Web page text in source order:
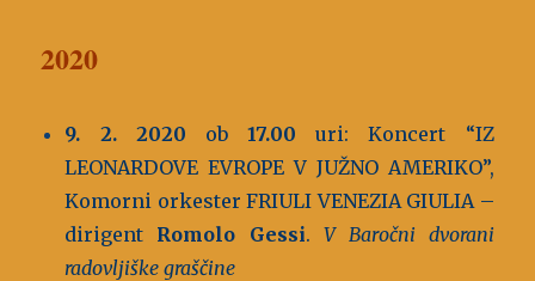
2020
9. 2. 2020 ob17.00uri: Koncert “IZ
LEONARDOVE EVROPE V JUŽNO AMERIKO”,
Komorni orkester FRIULI VENEZIA GIULIA –
dirigent Romolo Gessi. V Baročni dvorani
radovljiške graščine